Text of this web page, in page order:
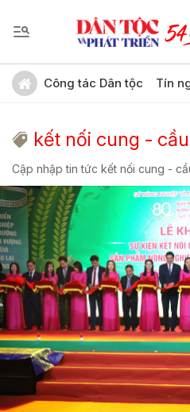
Công tác Dân tộc Tín
kết nối cung - cầu
Cập nhập tin tức kết nối cung -